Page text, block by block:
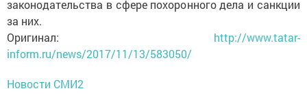
законодательства в сфере похоронного дела и санкции
за них.
Оригинал: http://www.tatar-
inform.ru/news/2017/11/13/583050/
Новости СМИ2